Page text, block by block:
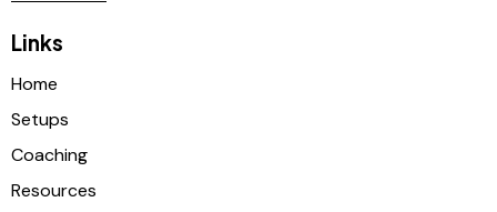
Links
Home
Setups
Coaching
Resources